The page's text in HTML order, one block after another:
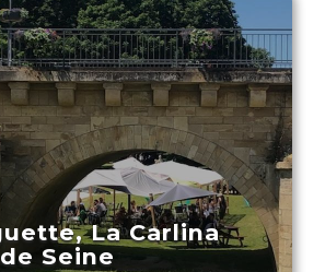
La Carlina
Seine